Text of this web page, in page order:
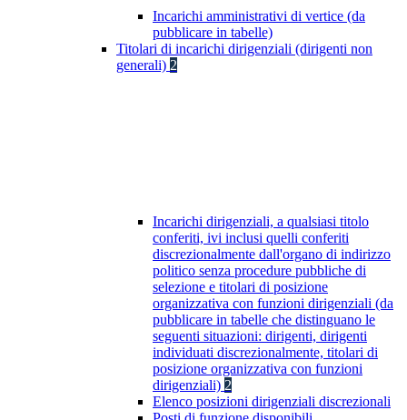
Incarichi amministrativi di vertice (da
pubblicare in tabelle)
Titolari di incarichi dirigenziali (dirigenti non
generali) 2
Incarichi dirigenziali, a qualsiasi titolo
conferiti, ivi inclusi quelli conferiti
discrezionalmente dall'organo di indirizzo
politico senza procedure pubbliche di
selezione e titolari di posizione
organizzativa con funzioni dirigenziali (da
pubblicare in tabelle che distinguano le
seguenti situazioni: dirigenti, dirigenti
individuati discrezionalmente, titolari di
posizione organizzativa con funzioni
dirigenziali) 2
Elenco posizioni dirigenziali discrezionali